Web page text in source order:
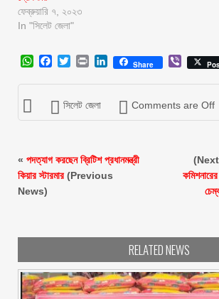
ফেব্রুয়ারি ৭, ২০২৩
In "সিলেট জেলা"
WhatsApp
Facebook
Twitter
Print LinkedIn
Share Viber
সিলেট জেলা Comments are Off
« পদত্যাগ করছেন ব্রিটিশ প্রধানমন্ত্রী
কিয়ার স্টারমার(Previous
News)
RELATED NEWS